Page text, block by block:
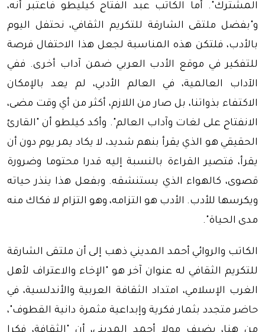
المشترك". أما الكاتب عبد الفتاح كيليطو فاعتبر أنه،
و"بفضل ملتقى الشارقة للتكريم الثقافي، نحتفل اليوم
بالأدب، فلتكن هذه المناسبة لجعل هذا الاحتفال فرصة
للتفكير في موقع الأدب العربي ضمن آداب أخرى. ففي
الآداب العالمية، في العالم الأدبي، لم يعد بالإمكان
الاكتفاء بذواتنا، بل صار من اللازم، أكثر من أي وقت مضى،
الانفتاح على لغات وآداب العالم". وأكد كيلطو أن "القارئ
الحقيقي هو الذي يقرأ بنهم شديد، لا يكاد يمر يوم دون أن
يقرأ، فتصير القراءة بالنسبة إليه قدرا محتوما وضرورة
قصوى، كالهواء الذي يستنشقه. وبفعل هذا ينذر حياته
ويكرسها للأدب. الأدب هو التزامه، وهو التزام لا فكاك منه
مدى الحياة".
الكاتب والروائي أحمد المديني ذهب إلى أن ملتقى الشارقة
للتكريم الثقافي له عنوان آخر هو "الإخاء والاعتراف لأهل
الغرب الإسلامي، امتداد الثقافة العربية والأندلسية، في
حاضر متجدد بثمار فكرية وإبداعية مثمرة دانية القطوف"،